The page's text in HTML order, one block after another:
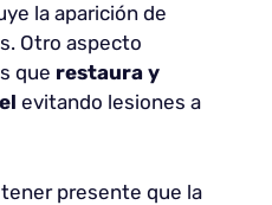
la aparición de
Otro aspecto
que restaura y
evitando lesiones a
presente que la